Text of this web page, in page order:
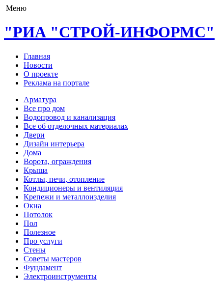
Меню
"РИА "СТРОЙ-ИНФОРМС"
Главная
Новости
О проекте
Реклама на портале
Арматура
Все про дом
Водопровод и канализация
Все об отделочных материалах
Двери
Дизайн интерьера
Дома
Ворота, ограждения
Крыша
Котлы, печи, отопление
Кондиционеры и вентиляция
Крепежи и металлоизделия
Окна
Потолок
Пол
Полезное
Про услуги
Стены
Советы мастеров
Фундамент
Электроинструменты